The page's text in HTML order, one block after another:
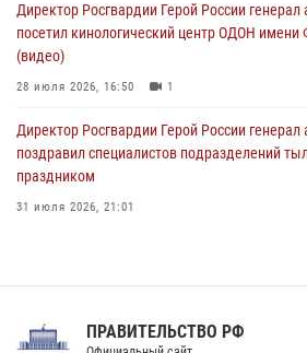
Директор Росгвардии Герой России
посетил кинологический центр ОДОН
(видео)
28 июля 2026, 16:50 1
Директор Росгвардии Герой России
поздравил специалистов подразделений
праздником
31 июля 2026, 21:01
Праздник «Один день с Росгвардией» к 105-
ПРАВИТЕЛЬСТВО РФ